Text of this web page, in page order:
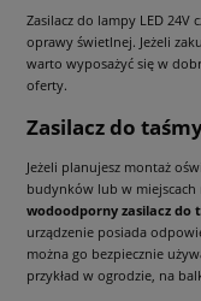
Zasilacz do lampy LED 24V
oprawy świetlnej. Jeżeli
warto wyposażyć się w
oferty.
Zasilacz do
Jeżeli planujesz montaż
budynków lub w
wodoodporny zasilacz do
urządzenie posiada
można go bezpiecznie
przykład w ogrodzie, na